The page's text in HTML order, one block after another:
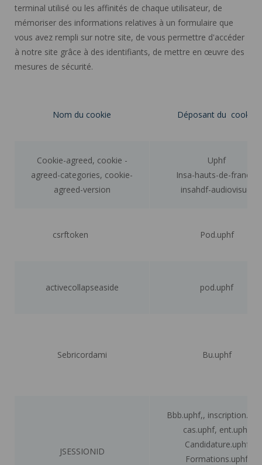
terminal utilisé ou les affinités de chaque utilisateur, de
mémoriser des informations relatives à un formulaire que
vous avez rempli sur notre site, de vous permettre d'accéder
à notre site grâce à des identifiants, de mettre en œuvre des
mesures de sécurité.
Nom du cookie Déposant du cookie
Cookie-agreed, cookie -
agreed-categories, cookie-
agreed-version
Uphf
Insa-hauts-de-france,
insahdf-audiovisuel
csrftoken Pod.uphf
activecollapseaside pod.uphf
Sebricordami Bu.uphf
JSESSIONID
Bbb.uphf,,
cas.uphf, ent.uphf
Candidature.uphf
Formations.uphf